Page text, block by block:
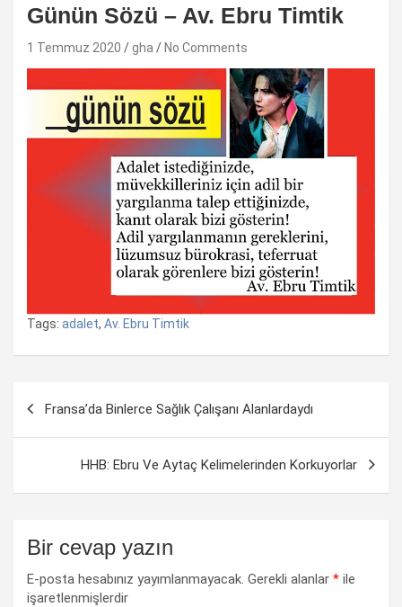
Günün Sözü – Av. Ebru Timtik
1 Temmuz 2020 gha No Comments
Tags: adalet, Av. Ebru Timtik
Fransa’da Binlerce Sağlık Çalışanı Alanlardaydı
HHB: Ebru Ve Aytaç Kelimelerinden Korkuyorlar
Bir cevap yazın
E-posta hesabınız yayımlanmayacak. Gerekli alanlar * ile
işaretlenmişlerdir